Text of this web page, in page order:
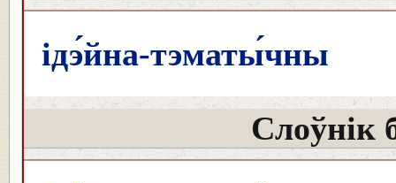
ідэ́йна-тэматы́чны
Слоўнік